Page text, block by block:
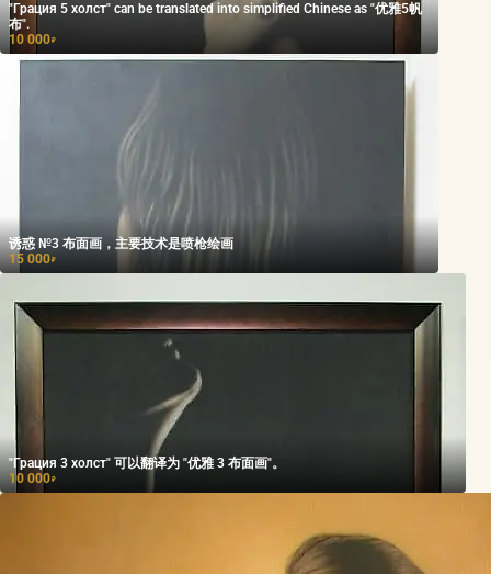
"Грация 5 холст" can be translated into simplified Chinese as "优雅5帆
布".
10 000₽
诱惑 №3 布面画，主要技术是喷枪绘画
15 000₽
"Грация 3 холст" 可以翻译为 "优雅 3 布面画"。
10 000₽